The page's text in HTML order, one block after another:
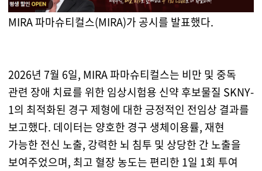
MIRA 파마슈티컬스(MIRA)가 공시를 발표했다.
2026년 7월 6일, MIRA 파마슈티컬스는 비만 및 중독
관련 장애 치료를 위한 임상시험용 신약 후보물질 SKNY-
1의 최적화된 경구 제형에 대한 긍정적인 전임상 결과를
보고했다. 데이터는 양호한 경구 생체이용률, 재현
가능한 전신 노출, 강력한 뇌 침투 및 상당한 간 노출을
보여주었으며, 최고 혈장 농도는 편리한 1일 1회 투여